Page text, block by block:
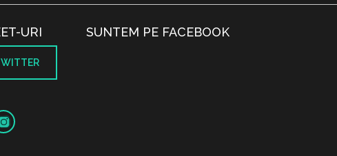
URI SUNTEM PE FACEBOOK